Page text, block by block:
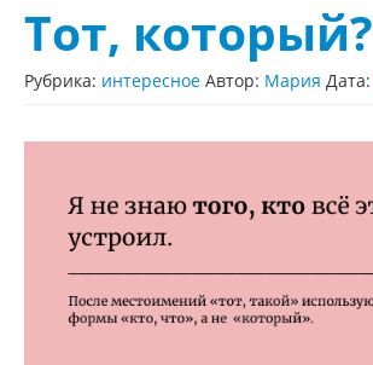
Тот, который?
Рубрика: интересное Автор: Мария Дата: